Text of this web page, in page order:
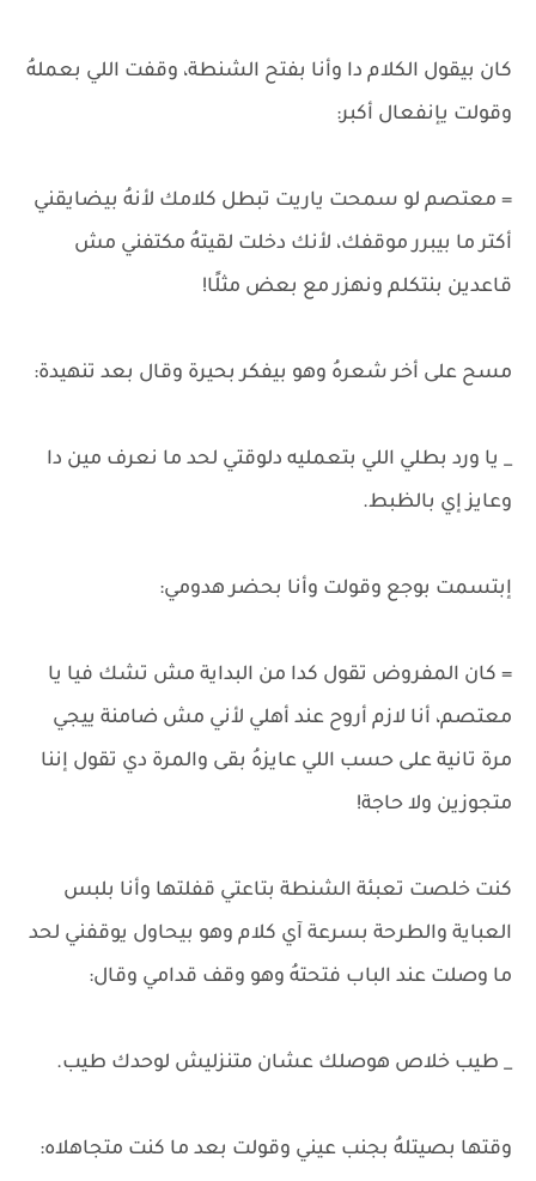
كان بيقول الكلام دا وأنا بفتح الشنطة، وقفت اللي بعملهُ
وقولت يإنفعال أكبر:
= معتصم لو سمحت ياريت تبطل كلامك لأنهُ بيضايقني
أكتر ما بيبرر موقفك، لأنك دخلت لقيتهُ مكتفني مش
قاعدين بنتكلم ونهزر مع بعض مثلًا!
مسح على أخر شعرهُ وهو بيفكر بحيرة وقال بعد تنهيدة:
_ يا ورد بطلي اللي بتعمليه دلوقتي لحد ما نعرف مين دا
وعايز إي بالظبط.
إبتسمت بوجع وقولت وأنا بحضر هدومي:
= كان المفروض تقول كدا من البداية مش تشك فيا يا
معتصم، أنا لازم أروح عند أهلي لأني مش ضامنة ييجي
مرة تانية على حسب اللي عايزهُ بقى والمرة دي تقول إننا
متجوزين ولا حاجة!
كنت خلصت تعبئة الشنطة بتاعتي قفلتها وأنا بلبس
العباية والطرحة بسرعة آي كلام وهو بيحاول يوقفني لحد
ما وصلت عند الباب فتحتهُ وهو وقف قدامي وقال:
_ طيب خلاص هوصلك عشان متنزليش لوحدك طيب.
وقتها بصيتلهُ بجنب عيني وقولت بعد ما كنت متجاهلاه: